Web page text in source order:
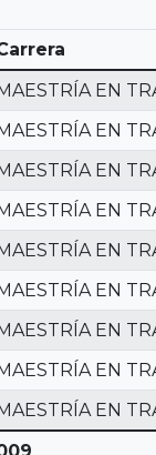
EN
EN
EN
EN
EN
EN
EN
EN
EN